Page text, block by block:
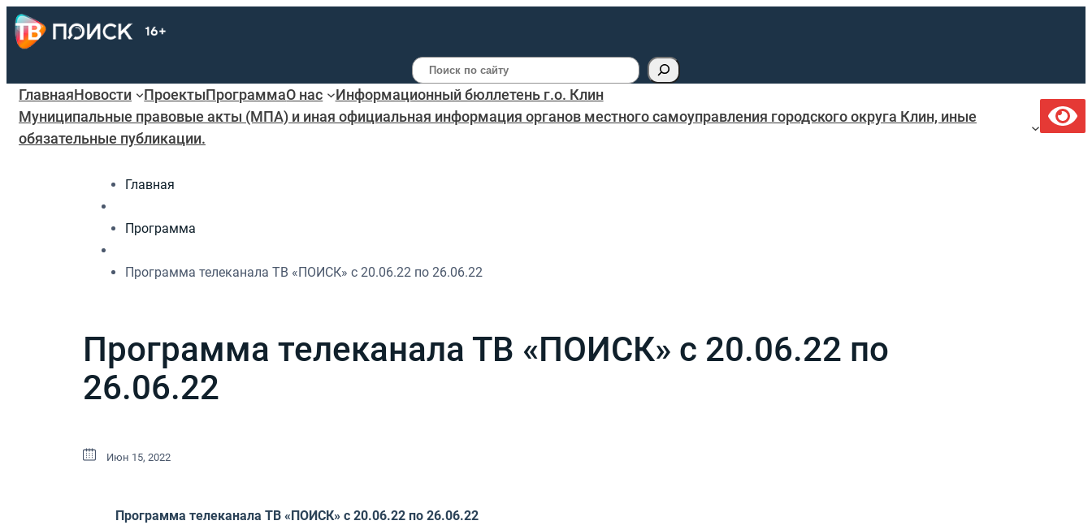
Поиск
ГлавнаяНовости ПроектыПрограммаО нас
Информационный бюллетень г.о. Клин
Муниципальные правовые акты (МПА) и иная официальная информация органов местного самоуправления городского округа Клин, иные
обязательные публикации.
Главная
Программа
Программа телеканала ТВ «ПОИСК» с 20.06.22 по 26.06.22
Программа телеканала ТВ «ПОИСК» с 20.06.22 по
26.06.22
Июн 15, 2022
Программа телеканала ТВ «ПОИСК» с 20.06.22 по 26.06.22